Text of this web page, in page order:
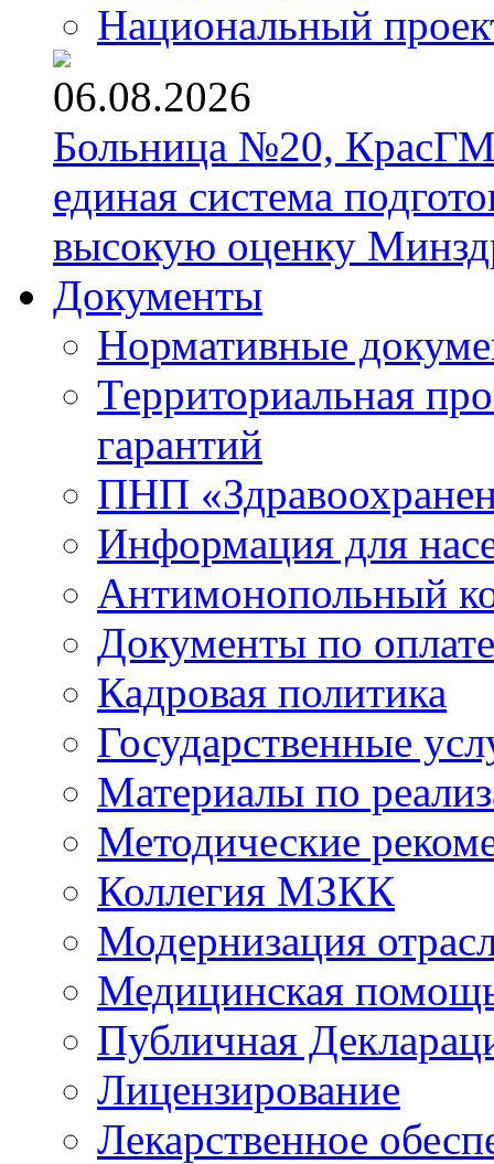
Национальный
06.08.2026
Больница №20,
единая система
высокую оценку
Документы
Нормативные
Территориальная
гарантий
ПНП
Информация для
Антимонопольный
Документы по
Кадровая политика
Государственные
Материалы по
Методические
Коллегия МЗКК
Модернизация
Медицинская
Публичная
Лицензирование
Лекарственное